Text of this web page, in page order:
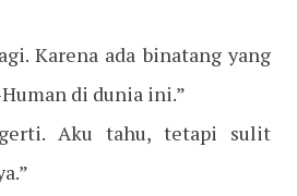
Karena ada binatang yang
di dunia ini.”
Aku tahu, tetapi sulit